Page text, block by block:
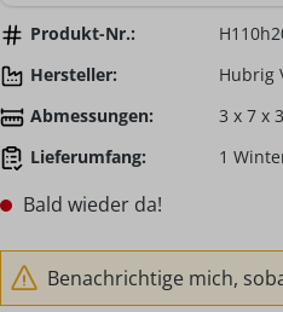
Produkt-Nr.:
Hersteller:
Hubrig
Abmessungen:
3 x 7 x
Lieferumfang:
1
Bald wieder da!
Benachrichtige mich,